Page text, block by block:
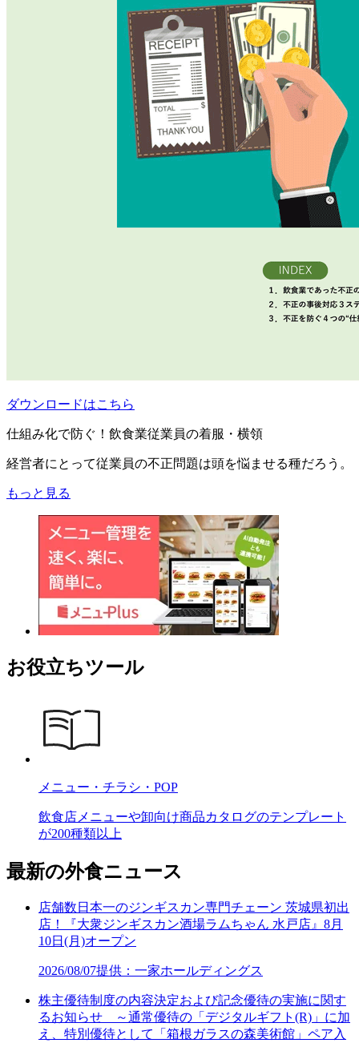
ダウンロードはこちら
仕組み化で防ぐ！飲食業従業員の着服・横領
経営者にとって従業員の不正問題は頭を悩ませる種だろう。
もっと見る
お役立ちツール
メニュー・チラシ・POP
飲食店メニューや卸向け商品カタログのテンプレート
が200種類以上
最新の外食ニュース
店舗数日本一のジンギスカン専門チェーン 茨城県初出
店！『大衆ジンギスカン酒場ラムちゃん 水戸店』8月
10日(月)オープン
2026/08/07提供：一家ホールディングス
株主優待制度の内容決定および記念優待の実施に関す
るお知らせ ～通常優待の「デジタルギフト(R)」に加
え、特別優待として「箱根ガラスの森美術館」ペア入